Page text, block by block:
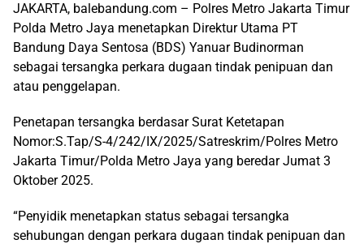
JAKARTA, balebandung.com – Polres Metro Jakarta Timur
Polda Metro Jaya menetapkan Direktur Utama PT
Bandung Daya Sentosa (BDS) Yanuar Budinorman
sebagai tersangka perkara dugaan tindak penipuan dan
atau penggelapan.
Penetapan tersangka berdasar Surat Ketetapan
Nomor:S.Tap/S-4/242/IX/2025/Satreskrim/Polres Metro
Jakarta Timur/Polda Metro Jaya yang beredar Jumat 3
Oktober 2025.
“Penyidik menetapkan status sebagai tersangka
sehubungan dengan perkara dugaan tindak penipuan dan